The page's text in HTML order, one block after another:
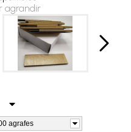
agrandir
agrafes